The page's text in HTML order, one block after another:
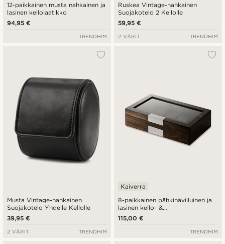
12-paikkainen musta nahkainen ja
lasinen kellolaatikko
94,95 €
TRENDHIM
Ruskea Vintage-nahkainen
Suojakotelo 2 Kellolle
59,95 €
2 VÄRIT TRENDHIM
Musta Vintage-nahkainen
Suojakotelo Yhdelle Kellolle
39,95 €
2 VÄRIT TRENDHIM
8-paikkainen pähkinäviiluinen ja
lasinen kello- &
kalvosinnappilaatikko
Kaiverra
115,00 €
TRENDHIM